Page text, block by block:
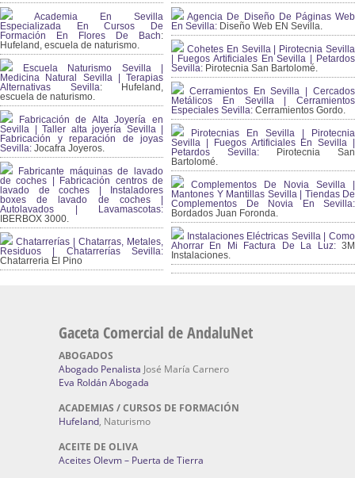
Academia En Sevilla
Especializada En Cursos De
Formación En Flores De Bach:
Hufeland, escuela de naturismo.
Escuela Naturismo Sevilla |
Medicina Natural Sevilla | Terapias
Alternativas Sevilla: Hufeland,
escuela de naturismo.
Fabricación de Alta Joyería en
Sevilla | Taller alta joyería Sevilla |
Fabricación y reparación de joyas
Sevilla: Jocafra Joyeros.
Fabricante máquinas de lavado
de coches | Fabricación centros de
lavado de coches | Instaladores
boxes de lavado de coches |
Autolavados | Lavamascotas:
IBERBOX 3000.
Chatarrerías | Chatarras, Metales,
Residuos | Chatarrerías Sevilla:
Chatarreria El Pino
Agencia De Diseño De Páginas Web
En Sevilla: Diseño Web EN Sevilla.
Cohetes En Sevilla | Pirotecnia Sevilla
| Fuegos Artificiales En Sevilla | Petardos
Sevilla: Pirotecnia San Bartolomé.
Cerramientos En Sevilla | Cercados
Metálicos En Sevilla | Cerramientos
Especiales Sevilla: Cerramientos Gordo.
Pirotecnias En Sevilla | Pirotecnia
Sevilla | Fuegos Artificiales En Sevilla |
Petardos Sevilla: Pirotecnia San
Bartolomé.
Complementos De Novia Sevilla |
Mantones Y Mantillas Sevilla | Tiendas De
Complementos De Novia En Sevilla:
Bordados Juan Foronda.
Instalaciones Eléctricas Sevilla | Como
Ahorrar En Mi Factura De La Luz:3M
Instalaciones.
Gaceta Comercial de AndaluNet
ABOGADOS
Abogado Penalista José María Carnero
Eva Roldán Abogada
ACADEMIAS / CURSOS DE FORMACIÓN
Hufeland, Naturismo
ACEITE DE OLIVA
Aceites Olevm – Puerta de Tierra